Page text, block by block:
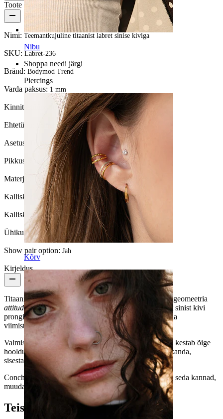
Nibu
Shoppa needi järgi
Piercings
Kõrv
Toote üksikasjad
Nimi: Teemantkujuline titaanist labret sinise kiviga
SKU:Labret-236
Bränd: Bodymod Trend
Varda paksus: 1 mm
Kinnitustüüp: Sisekeermega
Ehtetüüp: Labret, Lameda tagusega
Asetus: Tragus, Kõrvanibu, Helix, Conch
Pikkus: 6 mm
Materjal: Titaan
Kalliskivi värvus: Läbipaistev / Sinine
Kalliskivi tüüp: Kuubiline tsirkoonia
Ühikute arv:1
Show pair option: Jah
Kirjeldus
Titaanist teemantkujuline sinise kiviga labretis kohtub geomeetria
attitude'ga. Teemantkujuline raam hoiab silmatorkavat sinist kivi
prongidega kindlalt paigal. Saadaval kuldse või hõbeda
viimistlusega, see on disainitud välja paistma.
Valmistatud titaanist, on ehe allergiavaba, veekindel ja kestab õige
hooldusega kogu elu. Sisekeermega on seda ohutum kanda,
sisestamine on sujuvam ja ehe püsib kindlalt paigal.
Conch, helix, kõrvalesta või tragus neeti, kusiganes sa seda kannad,
muudab see labret su kõrva silmapaistvaks.
Teised ostsid ka: